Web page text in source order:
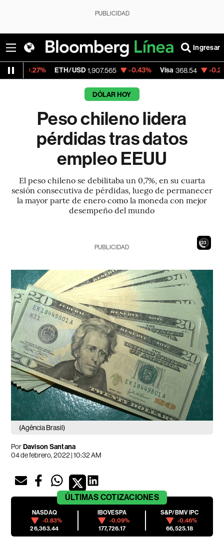
PUBLICIDAD
Ingresar
ETH/USD 1,907.565 -0.43% Visa 368.54 -0.28%
DÓLAR HOY
Peso chileno lidera
pérdidas tras datos
empleo EEUU
El peso chileno se debilitaba un 0,7%, en su cuarta
sesión consecutiva de pérdidas, luego de permanecer
la mayor parte de enero como la moneda con mejor
desempeño del mundo
21
PUBLICIDAD
(Agência Brasil)
PorDavison Santana
04 de febrero, 2022 | 10:32 AM
ÚLTIMAS COTIZACIONES
NASDAQ
-0.83%
26,363.44
IBOVESPA
-0.09%
177,726.17
S&P/BMV IPC
-0.46%
66,525.18